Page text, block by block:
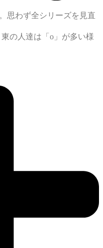
思わず全シリーズを見直
の人達は「o」が多い様